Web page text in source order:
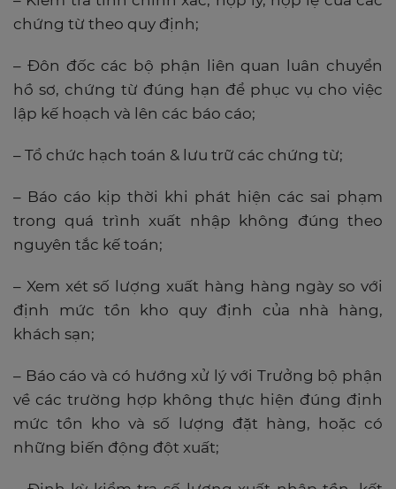
chứng từ theo quy định;
– Đôn đốc các bộ phận liên quan luân chuyển
hồ sơ, chứng từ đúng hạn để phục vụ cho việc
lập kế hoạch và lên các báo cáo;
– Tổ chức hạch toán & lưu trữ các chứng từ;
– Báo cáo kịp thời khi phát hiện các sai phạm
trong quá trình xuất nhập không đúng theo
nguyên tắc kế toán;
– Xem xét số lượng xuất hàng hàng ngày so với
định mức tồn kho quy định của nhà hàng,
khách sạn;
– Báo cáo và có hướng xử lý với Trưởng bộ phận
về các trường hợp không thực hiện đúng định
mức tồn kho và số lượng đặt hàng, hoặc có
những biến động đột xuất;